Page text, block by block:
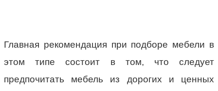
Главная рекомендация при подборе мебели в
этом типе состоит в том, что следует
предпочитать мебель из дорогих и ценных